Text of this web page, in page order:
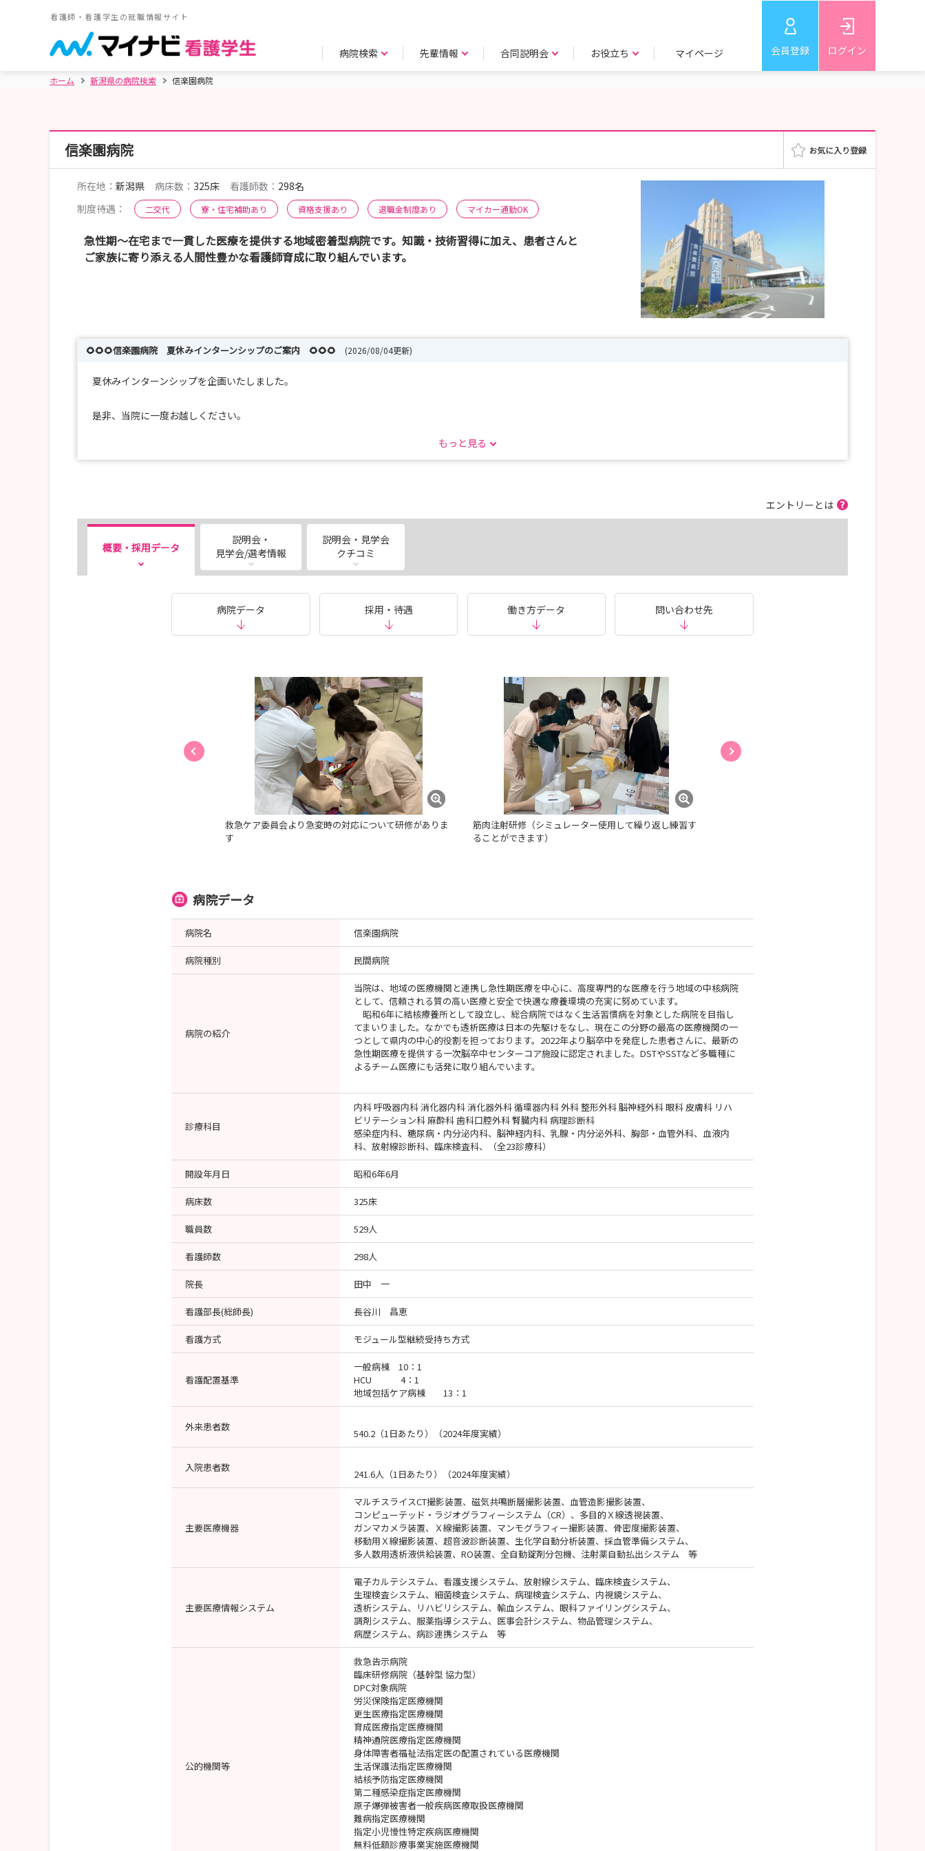
看護師・看護学生の就職情報サイト
病院検索 先輩情報 合同説明会 お役立ち マイページ 会員登録 ログイン
ホーム 新潟県の病院検索 信楽園病院
信楽園病院
所在地： 新潟県 病床数： 325床 看護師数： 298名
制度待遇：
二交代 寮・住宅補助あり 資格支援あり 退職金制度あり マイカー通勤OK
急性期～在宅まで一貫した医療を提供する地域密着型病院です。知識・技術習得に加え、患者さんと
ご家族に寄り添える人間性豊かな看護師育成に取り組んでいます。
🌻🌻🌻信楽園病院 夏休みインターンシップのご案内 🌻🌻🌻 (2026/08/04更新)
夏休みインターンシップを企画いたしました。
是非、当院に一度お越しください。
看護師
服装等：実習着、実習用シューズをお持ちください
髪は束ねて上げてきてください
昼食は各自ご用意ください
お申込み方法：病院ホームページもしくはマイナビ看護学生サイトよりお申込みください。
7/25（土） マイナビ看護学生就職セミナーに出展しました！
たくさんの皆様にお話をお聞きいただけました。
質問しきれなかった方も、見学会へお越しください。
もっと見る
エントリーとは
概要・採用データ
説明会・
見学会/選考情報
説明会・見学会
クチコミ
病院データ 採用・待遇 働き方データ 問い合わせ先
救急ケア委員会より急変時の対応について研修がありま
す
筋肉注射研修（シミュレーター使用して繰り返し練習す
ることができます）
病院データ
病院名 信楽園病院
病院種別 民間病院
病院の紹介
当院は、地域の医療機関と連携し急性期医療を中心に、高度専門的な医療を行う地域の中核病院
として、信頼される質の高い医療と安全で快適な療養環境の充実に努めています。
昭和6年に結核療養所として設立し、総合病院ではなく生活習慣病を対象とした病院を目指し
てまいりました。なかでも透析医療は日本の先駆けをなし、現在この分野の最高の医療機関の一
つとして県内の中心的役割を担っております。2022年より脳卒中を発症した患者さんに、最新の
急性期医療を提供する一次脳卒中センターコア施設に認定されました。DSTやSSTなど多職種に
よるチーム医療にも活発に取り組んでいます。
診療科目
内科 呼吸器内科 消化器内科 消化器外科 循環器内科 外科 整形外科 脳神経外科 眼科 皮膚科 リハ
ビリテーション科 麻酔科 歯科口腔外科 腎臓内科 病理診断科
感染症内科、糖尿病・内分泌内科、脳神経内科、乳腺・内分泌外科、胸部・血管外科、血液内
科、放射線診断科、臨床検査科、（全23診療科）
開設年月日 昭和6年6月
病床数 325床
職員数 529人
看護師数 298人
院長 田中 一
看護部長(総師長) 長谷川 昌恵
看護方式 モジュール型継続受持ち方式
看護配置基準
一般病棟 10：1
HCU 4：1
地域包括ケア病棟 13：1
外来患者数
540.2（1日あたり）（2024年度実績）
入院患者数
241.6人（1日あたり）（2024年度実績）
主要医療機器
マルチスライスCT撮影装置、磁気共鳴断層撮影装置、血管造影撮影装置、
コンピューテッド・ラジオグラフィーシステム（CR）、多目的Ｘ線透視装置、
ガンマカメラ装置、Ｘ線撮影装置、マンモグラフィー撮影装置、骨密度撮影装置、
移動用Ｘ線撮影装置、超音波診断装置、生化学自動分析装置、採血管準備システム、
多人数用透析液供給装置、RO装置、全自動錠剤分包機、注射薬自動払出システム 等
主要医療情報システム
電子カルテシステム、看護支援システム、放射線システム、臨床検査システム、
生理検査システム、細菌検査システム、病理検査システム、内視鏡システム、
透析システム、リハビリシステム、輸血システム、眼科ファイリングシステム、
調剤システム、服薬指導システム、医事会計システム、物品管理システム、
病歴システム、病診連携システム 等
公的機関等
救急告示病院
臨床研修病院（基幹型 協力型）
DPC対象病院
労災保険指定医療機関
更生医療指定医療機関
育成医療指定医療機関
精神通院医療指定医療機関
身体障害者福祉法指定医の配置されている医療機関
生活保護法指定医療機関
結核予防指定医療機関
第二種感染症指定医療機関
原子爆弾被害者一般疾病医療取扱医療機関
難病指定医療機関
指定小児慢性特定疾病医療機関
無料低額診療事業実施医療機関